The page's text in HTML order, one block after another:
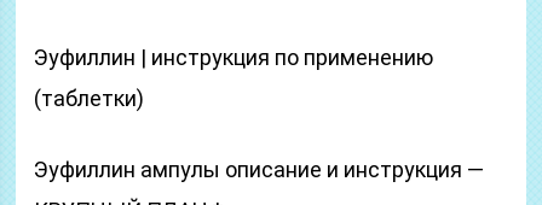
Эуфиллин | инструкция по применению
(таблетки)
Эуфиллин ампулы описание и инструкция —